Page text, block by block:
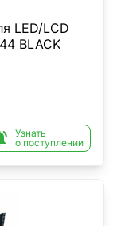
LED/LCD
BLACK
Узнать
о поступлении